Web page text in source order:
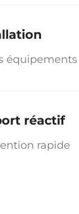
équipements
réactif
rapide